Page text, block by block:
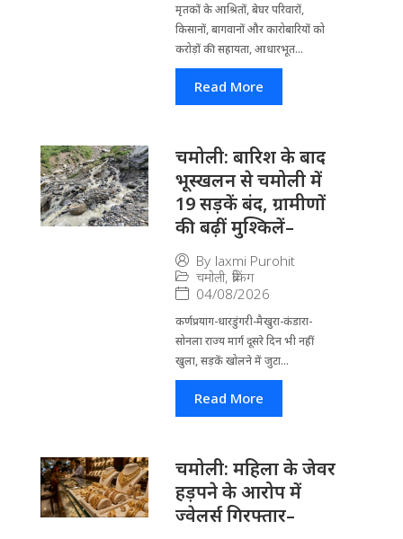
मृतकों के आश्रितों, बेघर परिवारों,
किसानों, बागवानों और कारोबारियों को
करोड़ों की सहायता, आधारभूत...
Read More
चमोली: बारिश के बाद
भूस्खलन से चमोली में
19 सड़कें बंद, ग्रामीणों
की बढ़ीं मुश्किलें–
By laxmi Purohit
चमोली, ब्रेकिंग
04/08/2026
कर्णप्रयाग-धारडुंगरी-मैखुरा-कंडारा-
सोनला राज्य मार्ग दूसरे दिन भी नहीं
खुला, सड़कें खोलने में जुटा...
Read More
चमोली: महिला के जेवर
हड़पने के आरोप में
ज्वेलर्स गिरफ्तार–